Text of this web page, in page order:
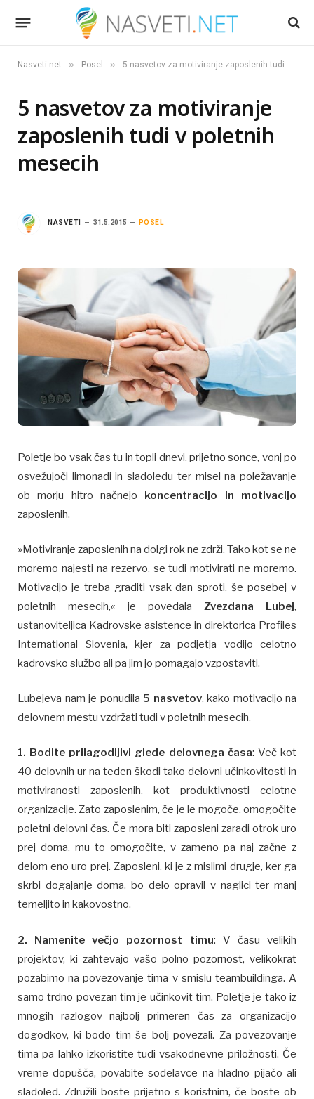
Nasveti.net » Posel » 5 nasvetov za motiviranje zaposlenih tudi v poletnih mesecih
5 nasvetov za motiviranje
zaposlenih tudi v poletnih
mesecih
NASVETI 31.5.2015 POSEL
Poletje bo vsak čas tu in topli dnevi, prijetno sonce, vonj po
osvežujoči limonadi in sladoledu ter misel na poležavanje
ob morju hitro načnejo koncentracijo in motivacijo
zaposlenih.
»Motiviranje zaposlenih na dolgi rok ne zdrži. Tako kot se ne
moremo najesti na rezervo, se tudi motivirati ne moremo.
Motivacijo je treba graditi vsak dan sproti, še posebej v
poletnih mesecih,« je povedala Zvezdana Lubej,
ustanoviteljica Kadrovske asistence in direktorica Profiles
International Slovenia, kjer za podjetja vodijo celotno
kadrovsko službo ali pa jim jo pomagajo vzpostaviti.
Lubejeva nam je ponudila 5 nasvetov, kako motivacijo na
delovnem mestu vzdržati tudi v poletnih mesecih.
1. Bodite prilagodljivi glede delovnega časa: Več kot
40 delovnih ur na teden škodi tako delovni učinkovitosti in
motiviranosti zaposlenih, kot produktivnosti celotne
organizacije. Zato zaposlenim, če je le mogoče, omogočite
poletni delovni čas. Če mora biti zaposleni zaradi otrok uro
prej doma, mu to omogočite, v zameno pa naj začne z
delom eno uro prej. Zaposleni, ki je z mislimi drugje, ker ga
skrbi dogajanje doma, bo delo opravil v naglici ter manj
temeljito in kakovostno.
2. Namenite večjo pozornost timu: V času velikih
projektov, ki zahtevajo vašo polno pozornost, velikokrat
pozabimo na povezovanje tima v smislu teambuildinga. A
samo trdno povezan tim je učinkovit tim. Poletje je tako iz
mnogih razlogov najbolj primeren čas za organizacijo
dogodkov, ki bodo tim še bolj povezali. Za povezovanje
tima pa lahko izkoristite tudi vsakodnevne priložnosti. Če
vreme dopušča, povabite sodelavce na hladno pijačo ali
sladoled. Združili boste prijetno s koristnim, če boste ob